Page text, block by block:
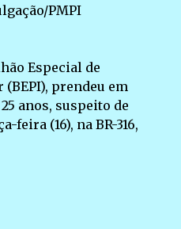
PMPI
Especial de
prendeu em
anos, suspeito de
feira (16), na BR-316,